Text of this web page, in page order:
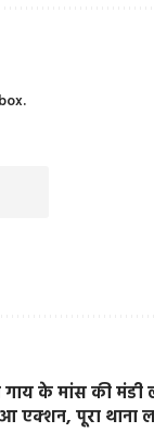
के मांस की मंडी
एक्शन, पूरा थाना